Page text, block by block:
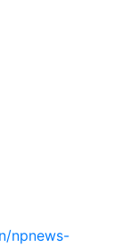
npnews-